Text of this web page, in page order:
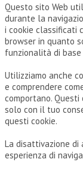
Questo sito Web
durante la
i cookie classificati
browser in quanto
funzionalità di base
Utilizziamo anche
e comprendere
comportano.
solo con il tuo
questi cookie.
La disattivazione
esperienza di